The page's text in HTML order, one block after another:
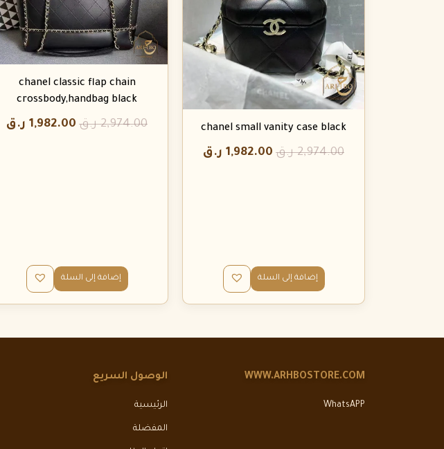
chanel small vanity case black
2,974.00 ر.ق 1,982.00 ر.ق
إضافة إلى السلة
chanel classic flap chain
crossbody,handbag black
2,974.00 ر.ق 1,982.00 ر.ق
إضافة إلى السلة
WWW.ARHBOSTORE.COM
WhatsAPP
الوصول السريع
الرئيسية
المفضلة